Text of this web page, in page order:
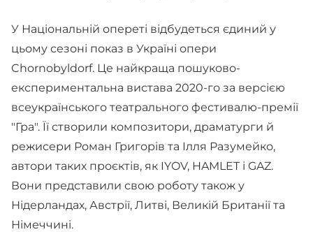
У Національній опереті відбудеться єдиний у
цьому сезоні показ в Україні опери
Chornobyldorf. Це найкраща пошуково-
експериментальна вистава 2020-го за версією
всеукраїнського театрального фестивалю-премії
"Гра". Її створили композитори, драматурги й
режисери Роман Григорів та Ілля Разумейко,
автори таких проєктів, як IYOV, HAMLET і GAZ.
Вони представили свою роботу також у
Нідерландах, Австрії, Литві, Великій Британії та
Німеччині.